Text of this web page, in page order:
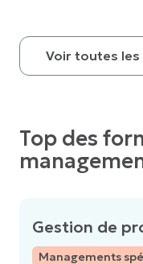
Voir toutes
Top des
Gestion de
Managements